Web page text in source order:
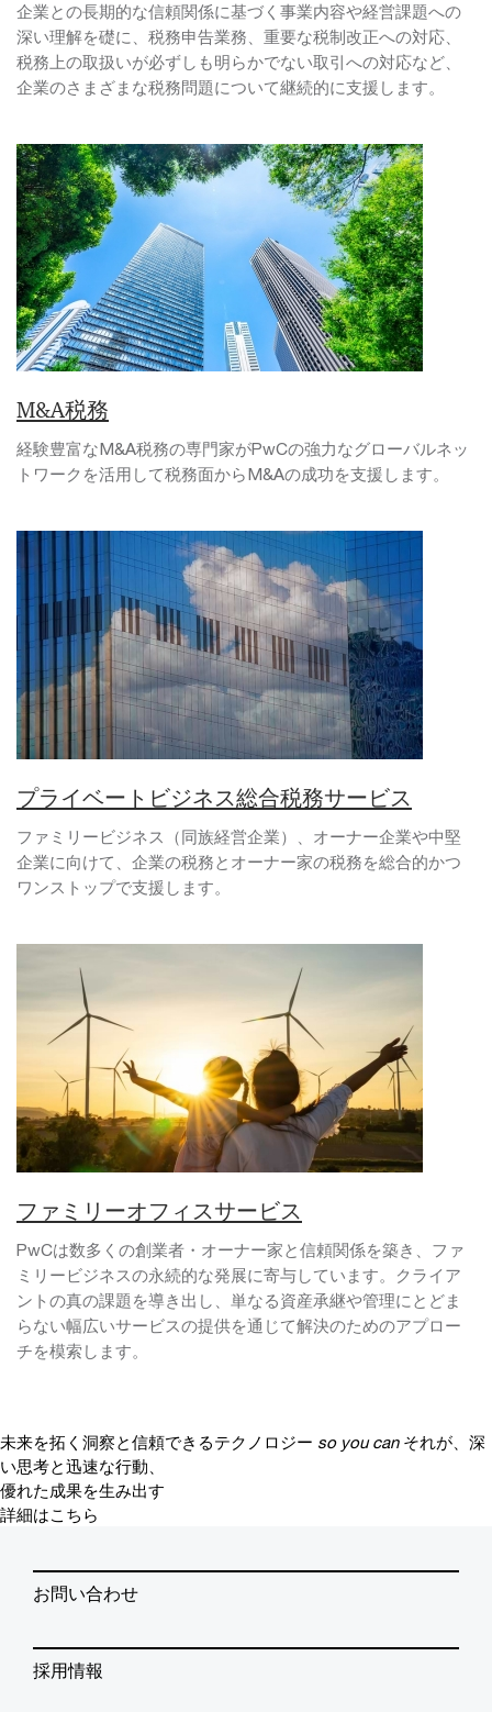
企業との長期的な信頼関係に基づく事業内容や経営課題への
深い理解を礎に、税務申告業務、重要な税制改正への対応、
税務上の取扱いが必ずしも明らかでない取引への対応など、
企業のさまざまな税務問題について継続的に支援します。
M&A税務
経験豊富なM&A税務の専門家がPwCの強力なグローバルネッ
トワークを活用して税務面からM&Aの成功を支援します。
プライベートビジネス総合税務サービス
ファミリービジネス（同族経営企業）、オーナー企業や中堅
企業に向けて、企業の税務とオーナー家の税務を総合的かつ
ワンストップで支援します。
ファミリーオフィスサービス
PwCは数多くの創業者・オーナー家と信頼関係を築き、ファ
ミリービジネスの永続的な発展に寄与しています。クライア
ントの真の課題を導き出し、単なる資産承継や管理にとどま
らない幅広いサービスの提供を通じて解決のためのアプロー
チを模索します。
未来を拓く洞察と信頼できるテクノロジー so you can それが、深
い思考と迅速な行動、
優れた成果を生み出す
詳細はこちら
お問い合わせ
採用情報